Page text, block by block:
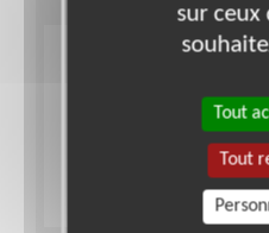
sur ceux
Tout
Tout